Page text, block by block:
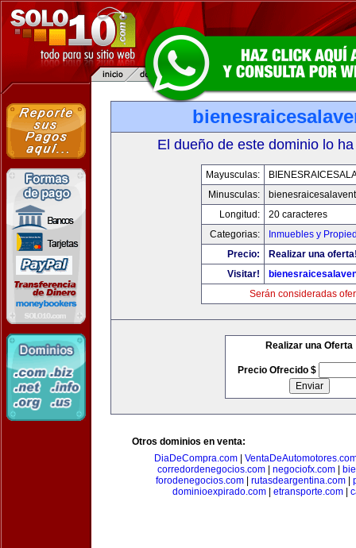
El dueño de este dominio lo
Mayusculas:
Minusculas:
Longitud:
20 caracteres
Categorias:
Inmuebles y
Precio:
Realizar una
Visitar!
Serán consideradas
Realizar una Oferta
Precio Ofrecido $
Otros dominios en venta:
DiaDeCompra.com|
corredordenegocios.com
negociofx.com
forodenegocios.com| rutasdeargentina.com|
dominioexpirado.com| etransporte.com|